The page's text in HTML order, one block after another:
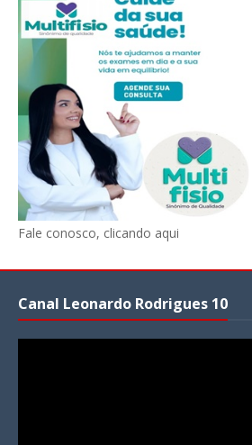
Fale conosco, clicando aqui
Canal Leonardo Rodrigues 10